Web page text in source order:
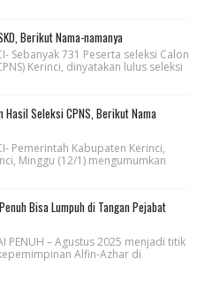
Berikut Nama-namanya
Sebanyak 731 Peserta seleksi Calon
Kerinci, dinyatakan lulus seleksi
Hasil Seleksi CPNS, Berikut Nama
Pemerintah Kabupaten Kerinci,
Minggu (12/1) mengumumkan
Bisa Lumpuh di Tangan Pejabat
PENUH – Agustus 2025 menjadi titik
Alfin-Azhar di